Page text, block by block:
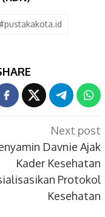
#pustakakota.id
Next post
Davnie Ajak
Kader Kesehatan
Protokol
Kesehatan